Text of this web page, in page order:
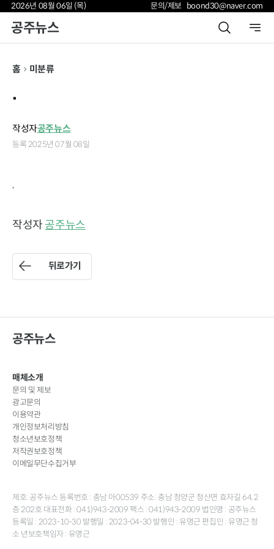
2026년 08월 06일 (목) 문의/제보 boond30@naver.com
공주뉴스
홈 미분류
.
작성자공주뉴스
등록 2025년 07월 08일
.
작성자 공주뉴스
뒤로가기
공주뉴스
매체소개
문의 및 제보
광고문의
이용약관
개인정보처리방침
청소년보호정책
저작권보호정책
이메일무단수집거부
제호: 공주뉴스 등록번호 : 충남 아00539 주소: 충남 청양군 청산면 효자길 64, 2
층 202호 대표전화 : 041)943-2009 팩스 : 041)943-2009 법인명 : 공주뉴스
등록일 : 2023-10-30 발행일 : 2023-04-30 발행인 : 유명근 편집인 : 유명근 청
소 년보호책임자 : 유명근